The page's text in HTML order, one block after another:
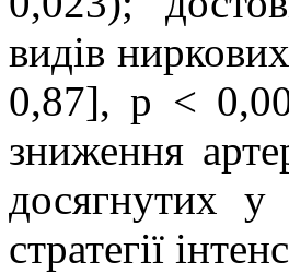
видів
0,87], р <
зниження
досягнутих у
стратегії